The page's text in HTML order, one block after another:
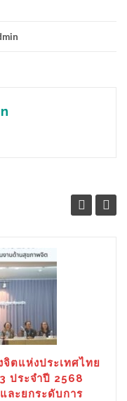
ตแห่งประเทศไทย
ประจำปี 2568
ละยกระดับการ